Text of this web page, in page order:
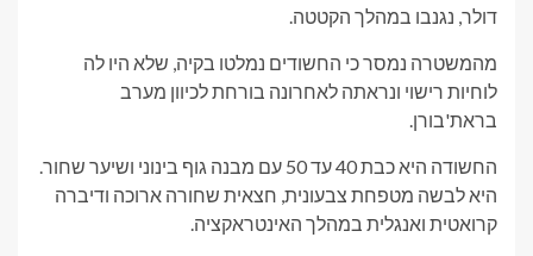
דולר, נגנבו במהלך הקטטה.
מהמשטרה נמסר כי החשודים נמלטו בקיה, שלא היו לה
לוחיות רישוי ונראתה לאחרונה בורחת לכיוון מערב
בראת'בורן.
החשודה היא כבת 40 עד 50 עם מבנה גוף בינוני ושיער שחור.
היא לבשה מטפחת צבעונית, חצאית שחורה ארוכה ודיברה
קרואטית ואנגלית במהלך האינטראקציה.